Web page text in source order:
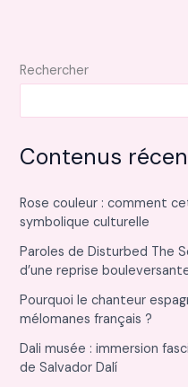
Rechercher
Contenus
Rose couleur : comment
symbolique culturelle
Paroles de Disturbed The
d’une reprise
Pourquoi le chanteur
mélomanes français ?
Dali musée : immersion
de Salvador Dalí